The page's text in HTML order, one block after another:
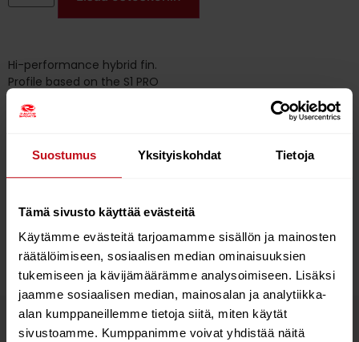
Suostumus Yksityiskohdat Tietoja
Tämä sivusto käyttää evästeitä
Käytämme evästeitä tarjoamamme sisällön ja mainosten
räätälöimiseen, sosiaalisen median ominaisuuksien
tukemiseen ja kävijämäärämme analysoimiseen. Lisäksi
jaamme sosiaalisen median, mainosalan ja analytiikka-
alan kumppaneillemme tietoja siitä, miten käytät
sivustoamme. Kumppanimme voivat yhdistää näitä
Hi-performance hybrid fin.
Profile based on the S1 PRO
Easy to ride / Very comfortable in choppy conditions.
Sizes up to 49 for the most demanding free riders.
Hi-performance hybrid fin.
Easy to ride / Very comfortable in choppy conditions.
Sizes up to 49 for the most demanding free riders.